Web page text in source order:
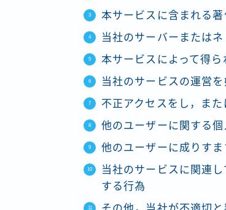
本サービスに含まれる
当社のサーバーまたは
本サービスによって得
当社のサービスの運営
不正アクセスをし，ま
他のユーザーに関する
他のユーザーに成りすま
当社のサービスに関連
する行為